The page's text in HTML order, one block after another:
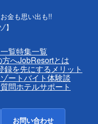
金も思い出も!!
】
覧特集一覧
方へJobResortとは
録を先にするメリット
ートバイト体験談
問ホテルサポート
お問い合わせ